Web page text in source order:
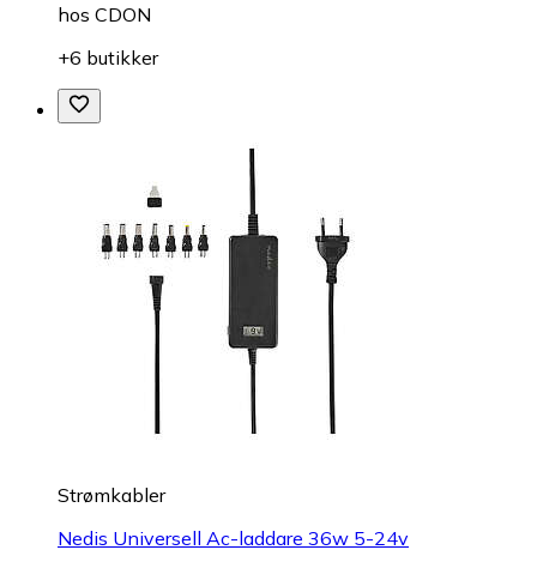
hos CDON
+6 butikker
Strømkabler
Nedis Universell Ac-laddare 36w 5-24v